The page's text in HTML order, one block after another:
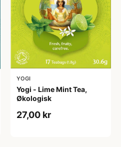
YOGI
Yogi - Lime Mint Tea,
Økologisk
27,00 kr